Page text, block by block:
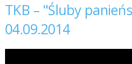
TKB – "Śluby
04.09.2014